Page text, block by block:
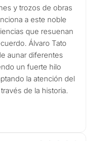
y trozos de obras
a este noble
que resuenan
Álvaro Tato
aunar diferentes
un fuerte hilo
la atención del
de la historia.